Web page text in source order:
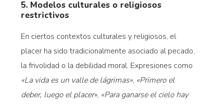
5. Modelos culturales o religiosos
restrictivos
En ciertos contextos culturales y religiosos, el
placer ha sido tradicionalmente asociado al pecado,
la frivolidad o la debilidad moral. Expresiones como
«La vida es un valle de lágrimas», «Primero el
deber, luego el placer», «Para ganarse el cielo hay